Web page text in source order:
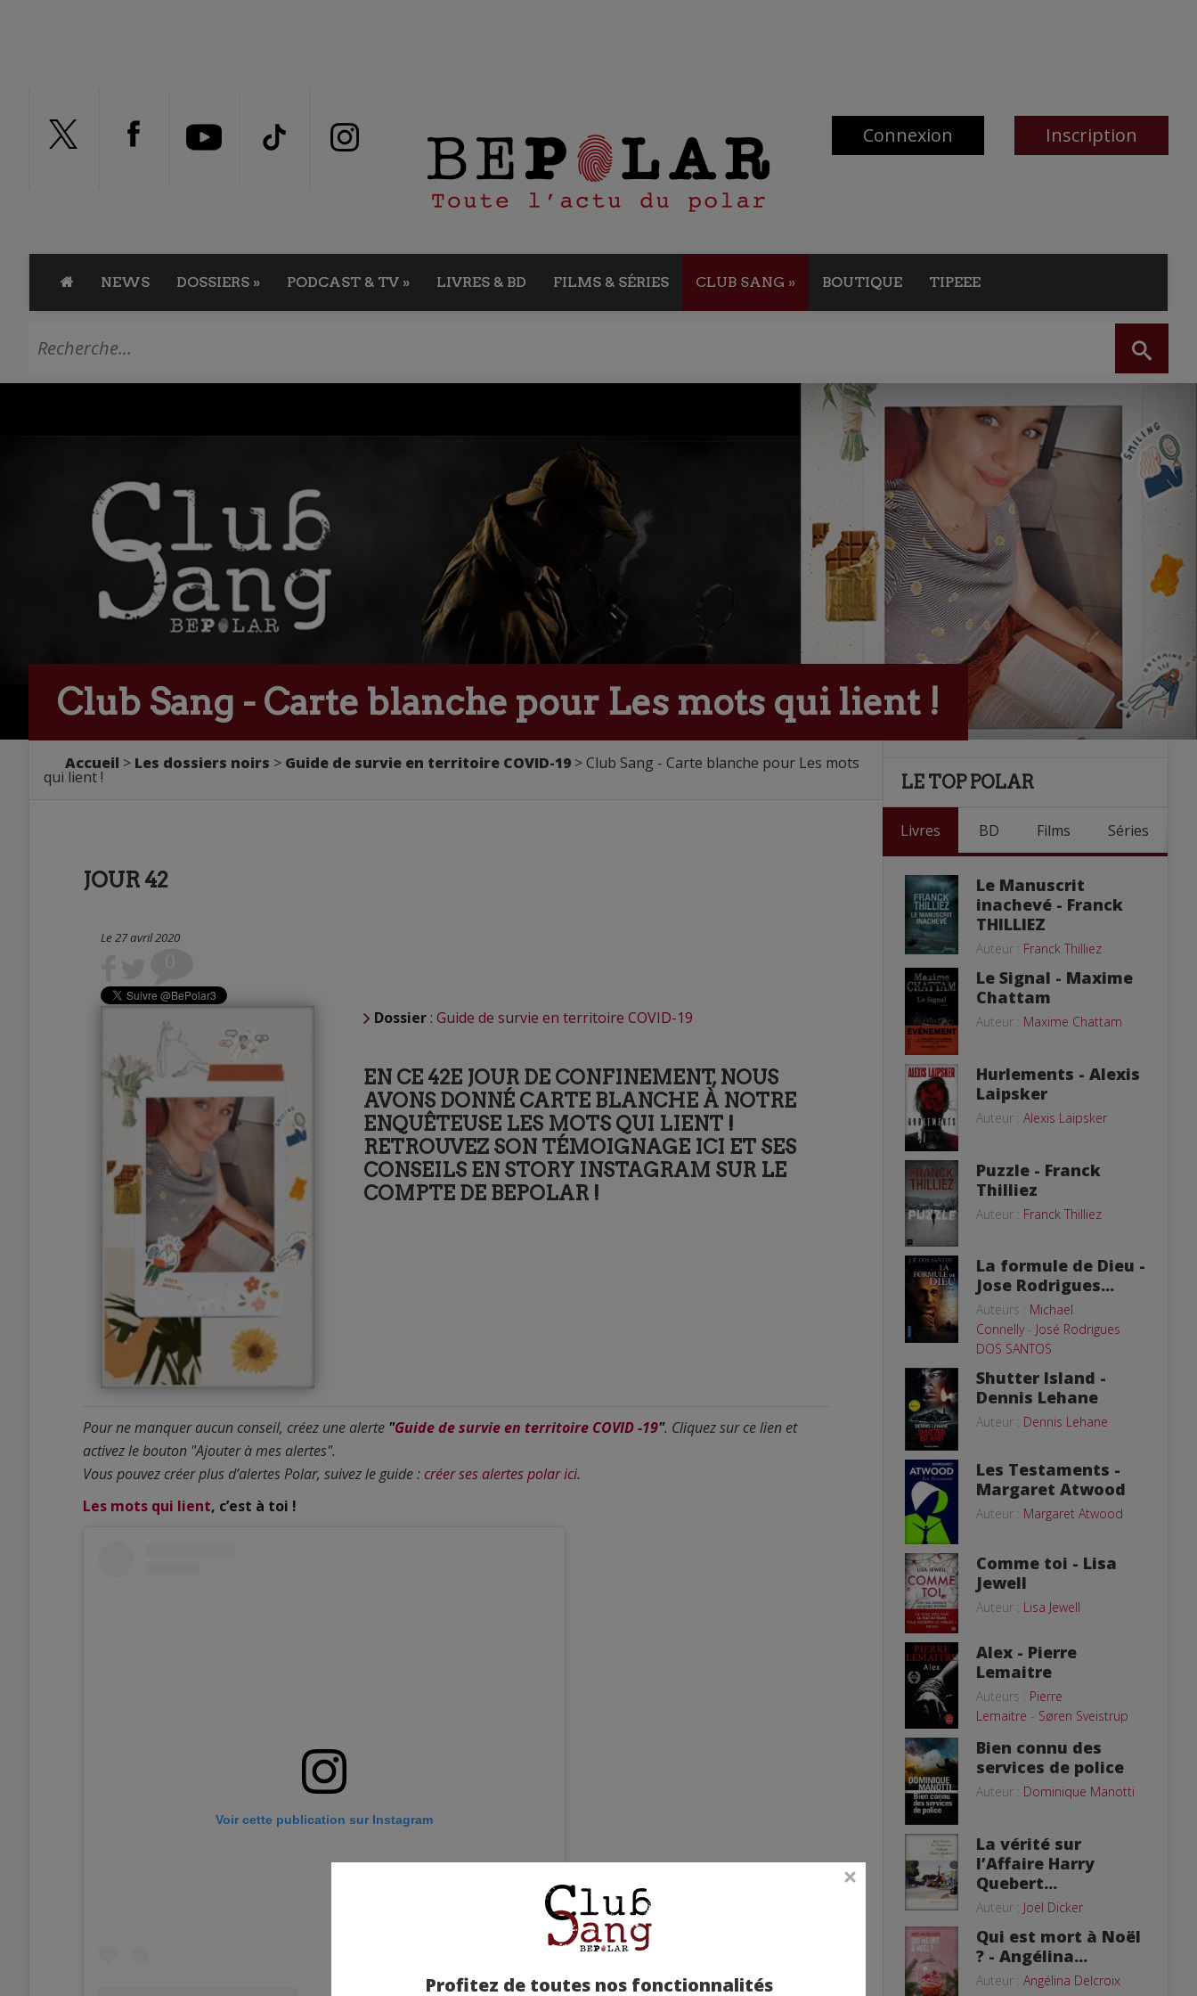
Connexion Inscription
NEWS DOSSIERS » PODCAST & TV » LIVRES & BD FILMS & SÉRIES CLUB SANG » BOUTIQUE TIPEEE
Profitez de toutes nos fonctionnalités
Club Sang - Carte blanche pour Les mots qui lient !
Accueil > Les dossiers noirs > Guide de survie en territoire COVID-19 > Club Sang - Carte blanche pour Les mots
qui lient !
JOUR 42
Le 27 avril 2020
Dossier : Guide de survie en territoire COVID-19
EN CE 42E JOUR DE CONFINEMENT, NOUS
AVONS DONNÉ CARTE BLANCHE À NOTRE
ENQUÊTEUSE LES MOTS QUI LIENT !
RETROUVEZ SON TÉMOIGNAGE ICI ET SES
CONSEILS EN STORY INSTAGRAM SUR LE
COMPTE DE BEPOLAR !
Pour ne manquer aucun conseil, créez une alerte "Guide de survie en territoire COVID -19". Cliquez sur ce lien et
activez le bouton "Ajouter à mes alertes".
Vous pouvez créer plus d’alertes Polar, suivez le guide : créer ses alertes polar ici.
Les mots qui lient, c’est à toi !
Voir cette publication sur Instagram
LE TOP POLAR
Livres BD Films Séries
Le Manuscrit
inachevé - Franck
THILLIEZ
Auteur : Franck Thilliez
Le Signal - Maxime
Chattam
Auteur : Maxime Chattam
Hurlements - Alexis
Laipsker
Auteur : Alexis Laipsker
Puzzle - Franck
Thilliez
Auteur : Franck Thilliez
La formule de Dieu -
Jose Rodrigues...
Auteurs : Michael
Connelly- José Rodrigues
DOS SANTOS
Shutter Island -
Dennis Lehane
Auteur : Dennis Lehane
Les Testaments -
Margaret Atwood
Auteur : Margaret Atwood
Comme toi - Lisa
Jewell
Auteur : Lisa Jewell
Alex - Pierre
Lemaitre
Auteurs : Pierre
Lemaitre - Søren Sveistrup
Bien connu des
services de police
Auteur : Dominique Manotti
La vérité sur
l’Affaire Harry
Quebert...
Auteur : Joël Dicker
Qui est mort à Noël
? - Angélina...
Auteur : Angélina Delcroix